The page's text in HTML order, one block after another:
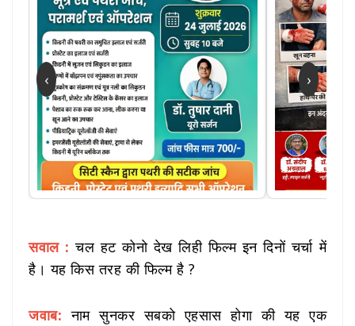
‹ ›
सवाल : चल हट कोनो देख लिही फिल्म इन दिनों चर्चा में
है। यह किस तरह की फिल्म है ?
जवाब: नाम सुनकर सबको एहसास होगा की यह एक